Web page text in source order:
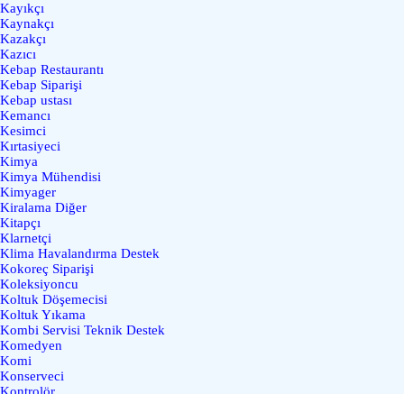
Kayıkçı
Kaynakçı
Kazakçı
Kazıcı
Kebap Restaurantı
Kebap Siparişi
Kebap ustası
Kemancı
Kesimci
Kırtasiyeci
Kimya
Kimya Mühendisi
Kimyager
Kiralama Diğer
Kitapçı
Klarnetçi
Klima Havalandırma Destek
Kokoreç Siparişi
Koleksiyoncu
Koltuk Döşemecisi
Koltuk Yıkama
Kombi Servisi Teknik Destek
Komedyen
Komi
Konserveci